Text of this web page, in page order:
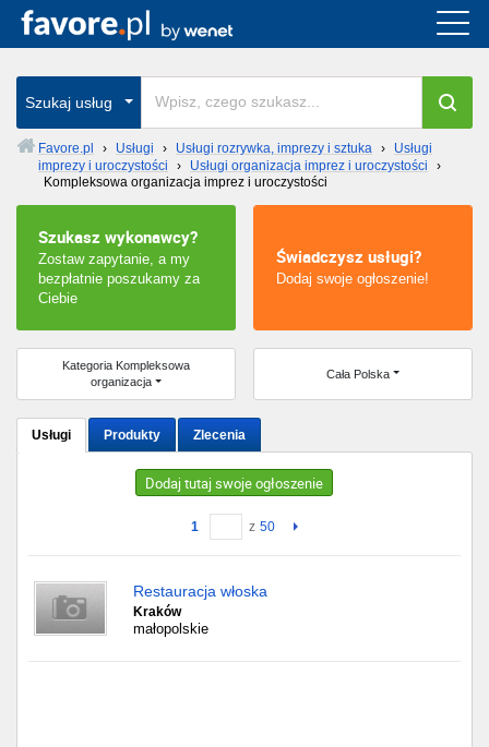
Szukaj usług
Favore.pl › Usługi › Usługi rozrywka, imprezy i sztuka ›
Usługi
imprezy i uroczystości
› Usługi organizacja imprez i uroczystości
›
Kompleksowa organizacja imprez i uroczystości
Szukasz wykonawcy?
Zostaw zapytanie, a my
bezpłatnie poszukamy za
Ciebie
Świadczysz usługi?
Dodaj swoje ogłoszenie!
Kategoria Kompleksowa
organizacja
Cała Polska
Usługi Produkty Zlecenia
Dodaj tutaj swoje ogłoszenie
1 z 50
Restauracja włoska
Kraków
małopolskie
Cała Polska
wszystkie w całym kraju
Warszawa
Wrocław
Kraków
Poznań
Katowice
Chorzów
Lublin